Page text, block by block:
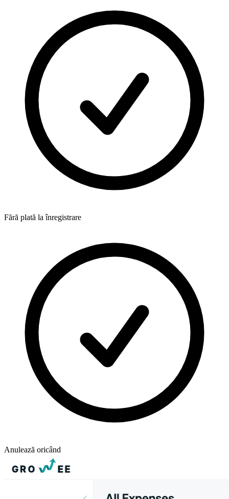
Fără plată la înregistrare
Anulează oricând